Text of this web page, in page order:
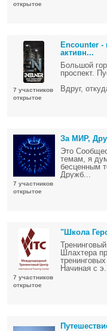
открытое
7 участников
открытое
Encounter -
активн...
Большой
проспект.
Вдруг,
7 участников
открытое
За МИР,
Это
темам, я
бесценным
Дружб...
7 участников
открытое
"Школа
Шлахтера
Начиная с